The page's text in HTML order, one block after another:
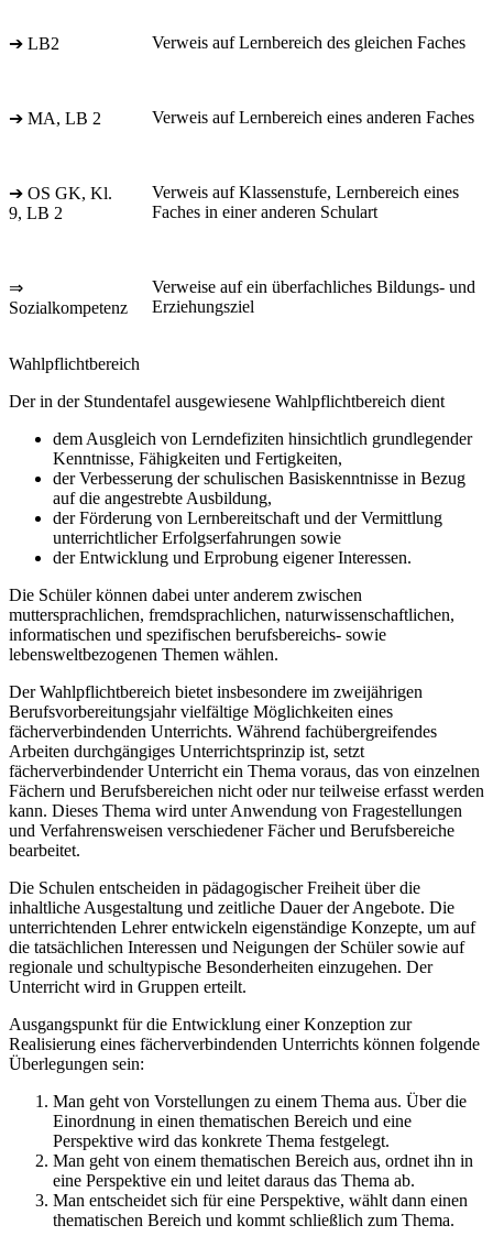
➔ LB2 Verweis auf Lernbereich des gleichen Faches
➔ MA, LB 2 Verweis auf Lernbereich eines anderen Faches
➔ OS GK, Kl.
9, LB 2
Verweis auf Klassenstufe, Lernbereich eines
Faches in einer anderen Schulart
⇒
Sozialkompetenz
Verweise auf ein überfachliches Bildungs- und
Erziehungsziel
Wahlpflichtbereich
Der in der Stundentafel ausgewiesene Wahlpflichtbereich dient
dem Ausgleich von Lerndefiziten hinsichtlich grundlegender
Kenntnisse, Fähigkeiten und Fertigkeiten,
der Verbesserung der schulischen Basiskenntnisse in Bezug
auf die angestrebte Ausbildung,
der Förderung von Lernbereitschaft und der Vermittlung
unterrichtlicher Erfolgserfahrungen sowie
der Entwicklung und Erprobung eigener Interessen.
Die Schüler können dabei unter anderem zwischen
muttersprachlichen, fremdsprachlichen, naturwissenschaftlichen,
informatischen und spezifischen berufsbereichs- sowie
lebensweltbezogenen Themen wählen.
Der Wahlpflichtbereich bietet insbesondere im zweijährigen
Berufsvorbereitungsjahr vielfältige Möglichkeiten eines
fächerverbindenden Unterrichts. Während fachübergreifendes
Arbeiten durchgängiges Unterrichtsprinzip ist, setzt
fächerverbindender Unterricht ein Thema voraus, das von einzelnen
Fächern und Berufsbereichen nicht oder nur teilweise erfasst werden
kann. Dieses Thema wird unter Anwendung von Fragestellungen
und Verfahrensweisen verschiedener Fächer und Berufsbereiche
bearbeitet.
Die Schulen entscheiden in pädagogischer Freiheit über die
inhaltliche Ausgestaltung und zeitliche Dauer der Angebote. Die
unterrichtenden Lehrer entwickeln eigenständige Konzepte, um auf
die tatsächlichen Interessen und Neigungen der Schüler sowie auf
regionale und schultypische Besonderheiten einzugehen. Der
Unterricht wird in Gruppen erteilt.
Ausgangspunkt für die Entwicklung einer Konzeption zur
Realisierung eines fächerverbindenden Unterrichts können folgende
Überlegungen sein:
Man geht von Vorstellungen zu einem Thema aus. Über die
Einordnung in einen thematischen Bereich und eine
Perspektive wird das konkrete Thema festgelegt.
Man geht von einem thematischen Bereich aus, ordnet ihn in
eine Perspektive ein und leitet daraus das Thema ab.
Man entscheidet sich für eine Perspektive, wählt dann einen
thematischen Bereich und kommt schließlich zum Thema.